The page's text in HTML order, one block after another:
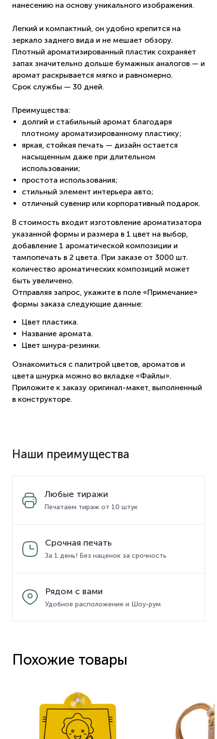
нанесению на основу уникального изображения.
Легкий и компактный, он удобно крепится на
зеркало заднего вида и не мешает обзору.
Плотный ароматизированный пластик сохраняет
запах значительно дольше бумажных аналогов — и
аромат раскрывается мягко и равномерно.
Срок службы — 30 дней.
Преимущества:
долгий и стабильный аромат благодаря
плотному ароматизированному пластику;
яркая, стойкая печать — дизайн остается
насыщенным даже при длительном
использовании;
простота использования;
стильный элемент интерьера авто;
отличный сувенир или корпоративный подарок.
В стоимость входит изготовление ароматизатора
указанной формы и размера в 1 цвет на выбор,
добавление 1 ароматической композиции и
тампопечать в 2 цвета. При заказе от 3000 шт.
количество ароматических композиций может
быть увеличено.
Отправляя запрос, укажите в поле «Примечание»
формы заказа следующие данные:
Цвет пластика.
Название аромата.
Цвет шнура-резинки.
Ознакомиться с палитрой цветов, ароматов и
цвета шнурка можно во вкладке «Файлы».
Приложите к заказу оригинал-макет, выполненный
в конструкторе.
Наши преимущества
Любые тиражи
Печатаем тираж от 10 штук
Срочная печать
За 1 день! Без наценок за срочность
Рядом с вами
Удобное расположение и Шоу-рум
Похожие товары